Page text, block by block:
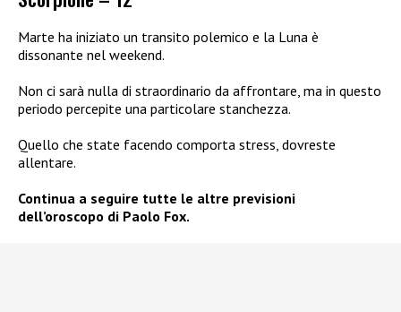
Marte ha iniziato un transito polemico e la Luna è
dissonante nel weekend.
Non ci sarà nulla di straordinario da affrontare, ma in questo
periodo percepite una particolare stanchezza.
Quello che state facendo comporta stress, dovreste
allentare.
Continua a seguire tutte le altre previsioni
dell’oroscopo di Paolo Fox.